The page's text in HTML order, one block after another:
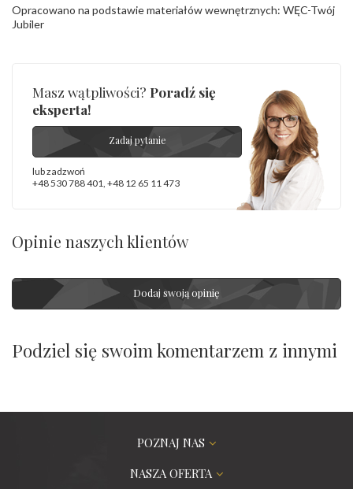
Opracowano na podstawie materiałów wewnętrznych: WĘC-Twój
Jubiler
Masz wątpliwości? Poradź się
eksperta!
Zadaj pytanie
lub zadzwoń
+48 530 788 401 +48 12 65 11 473
Opinie naszych klientów
Dodaj swoją opinię
Podziel się swoim komentarzem z innymi
POZNAJ NAS
NASZA OFERTA